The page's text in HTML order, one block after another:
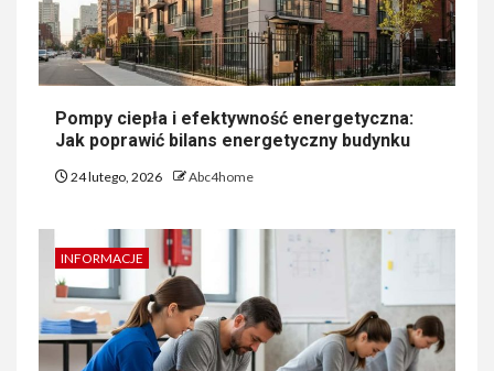
Pompy ciepła i efektywność energetyczna:
Jak poprawić bilans energetyczny budynku
24 lutego, 2026 Abc4home
INFORMACJE